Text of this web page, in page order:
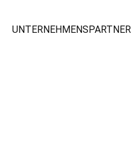
UNTERNEHMENSPARTNER